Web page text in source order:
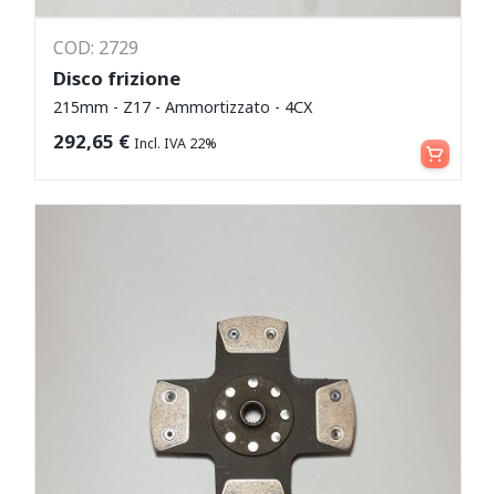
COD: 2729
Disco frizione
215mm - Z17 - Ammortizzato - 4CX
292,65 € Incl. IVA 22% Aggiungi al carrello